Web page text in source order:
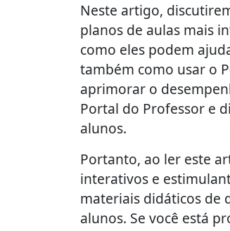
Neste artigo,
planos de aulas mais
como eles podem
também como usar o
aprimorar o
Portal do Professor e
alunos.
Portanto, ao ler este
interativos e
materiais didáticos de
alunos. Se você está